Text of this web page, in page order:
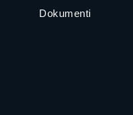
Dokumenti